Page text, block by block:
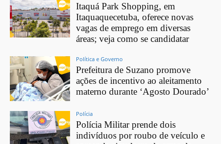
Itaquá Park Shopping, em
Itaquaquecetuba, oferece novas
vagas de emprego em diversas
áreas; veja como se candidatar
Política e Governo
Prefeitura de Suzano promove
ações de incentivo ao aleitamento
materno durante ‘Agosto Dourado’
Polícia
Polícia Militar prende dois
indivíduos por roubo de veículo e